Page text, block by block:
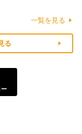
一覧を見る
る
ー